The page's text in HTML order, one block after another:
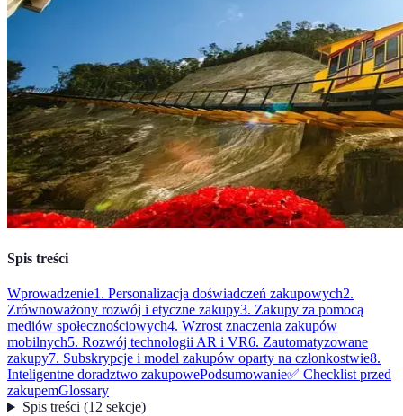
Spis treści
Wprowadzenie1. Personalizacja doświadczeń zakupowych2.
Zrównoważony rozwój i etyczne zakupy3. Zakupy za pomocą
mediów społecznościowych4. Wzrost znaczenia zakupów
mobilnych5. Rozwój technologii AR i VR6. Zautomatyzowane
zakupy7. Subskrypcje i model zakupów oparty na członkostwie8.
Inteligentne doradztwo zakupowePodsumowanie✅ Checklist przed
zakupemGlossary
Spis treści(12 sekcje)